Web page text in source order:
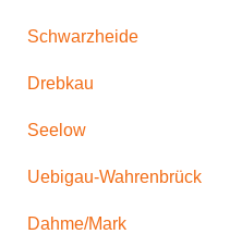
Schwarzheide
Drebkau
Seelow
Uebigau-Wahrenbrück
Dahme/Mark